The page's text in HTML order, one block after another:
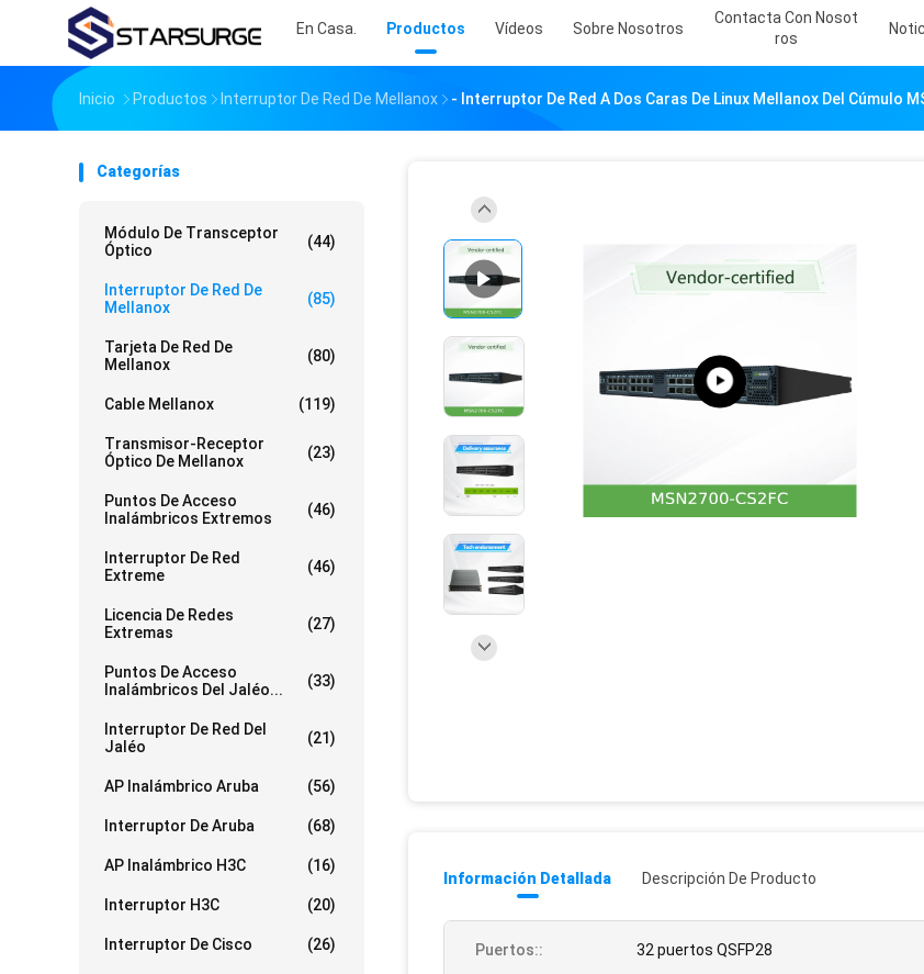
En Casa. Productos Vídeos Sobre Nosotros
Contacta Con Nosot
Ros
Inicio Productos Interruptor De Red De Mellanox - Interruptor De Red A Dos Caras De Linux Mellanox Del Cúmulo
Categorías
Módulo De Transceptor
Óptico
(44)
Interruptor De Red De
Mellanox
(85)
Tarjeta De Red De
Mellanox
(80)
Cable Mellanox (119)
Transmisor-Receptor
Óptico De Mellanox
(23)
Puntos De Acceso
Inalámbricos Extremos
(46)
Interruptor De Red
Extreme
(46)
Licencia De Redes
Extremas
(27)
Puntos De Acceso
Inalámbricos Del Jaléo...
(33)
Interruptor De Red Del
Jaléo
(21)
AP Inalámbrico Aruba (56)
Interruptor De Aruba (68)
AP Inalámbrico H3C (16)
Interruptor H3C (20)
Interruptor De Cisco (26)
Información Detallada Descripción De Producto
Puertos:: 32 puertos QSFP28